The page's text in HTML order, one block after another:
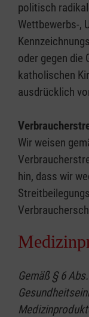
politisch
Wettbewerbs-,
oder gegen die
katholischen
ausdrücklich
Wir weisen
hin, dass wir
Gemäß § 6